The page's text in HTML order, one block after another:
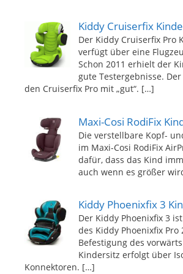
Kiddy Cruiserfix
Der Kiddy Cruiserfix Pro
verfügt über eine
Schon 2011 erhielt der
gute Testergebnisse. Der
den Cruiserfix Pro mit „gut“. […]
Maxi-Cosi RodiFix
Die verstellbare Kopf-
im Maxi-Cosi RodiFix
dafür, dass das Kind
auch wenn es größer
Kiddy Phoenixfix 3
Der Kiddy Phoenixfix 3
des Kiddy Phoenixfix Pro
Befestigung des
Kindersitz erfolgt über
Konnektoren. […]